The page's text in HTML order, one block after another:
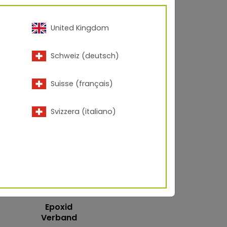
Epoxid
Verband
United Kingdom
Schweiz (deutsch)
Suisse (français)
Svizzera (italiano)